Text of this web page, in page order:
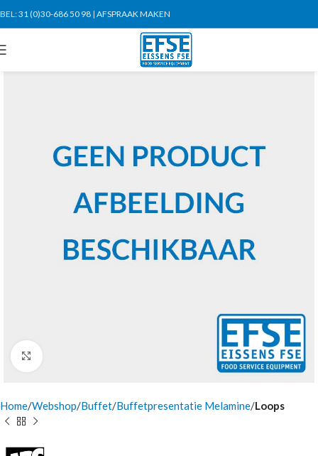
BEL:31 (0)30-686 50 98 | AFSPRAAK MAKEN
Home Webshop Buffet Buffetpresentatie Melamine Loops